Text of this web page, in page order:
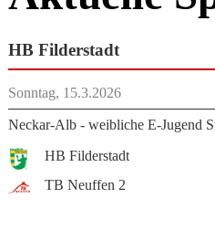
HB Filderstadt
Sonntag, 15.3.2026
Neckar-Alb - weibliche E-Jugend
HB Filderstadt
TB Neuffen 2